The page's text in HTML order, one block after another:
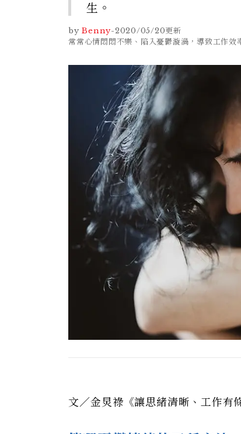
生。
by Benny-2020/05/20更新
常常心情悶悶不樂、陷入憂鬱漩渦，導致工作效
文／金炅祿《讓思緒清晰、工作有